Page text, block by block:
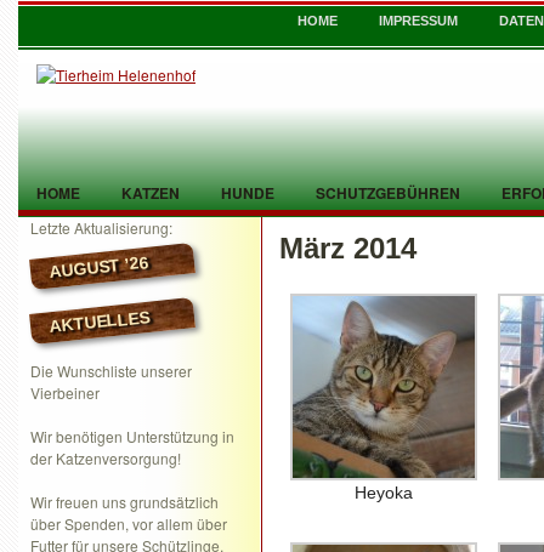
HOME IMPRESSUM
HOME KATZEN HUNDE SCHUTZGEBÜHREN
TIER GEFUNDEN KONTAKT
Letzte Aktualisierung:
AUGUST ’26
AKTUELLES
Die Wunschliste unserer
Vierbeiner
Wir benötigen Unterstützung in
der Katzenversorgung!
Wir freuen uns grundsätzlich
über Spenden, vor allem über
Futter für unsere Schützlinge.
März 2014
Heyoka